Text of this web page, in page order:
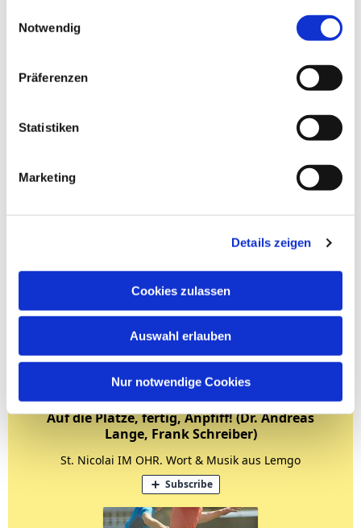
Notwendig
Präferenzen
Statistiken
Marketing
Details zeigen
Cookies zulassen
Auswahl erlauben
Nur notwendige Cookies